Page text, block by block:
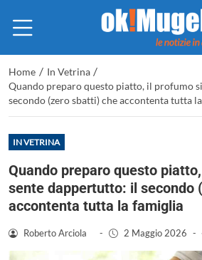
Home / In Vetrina /
Quando preparo questo piatto, il profumo
secondo (zero sbatti) che accontenta tutta
IN VETRINA
Quando preparo questo
sente dappertutto: il secondo
accontenta tutta la famiglia
Roberto Arciola - 2 Maggio 2026 -